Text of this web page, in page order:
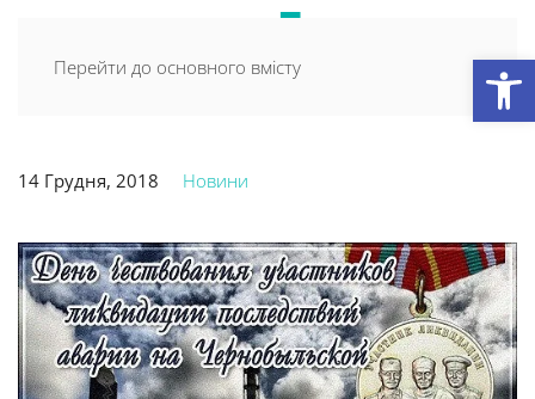
Перейти до основного вмісту
14 Грудня, 2018 Новини